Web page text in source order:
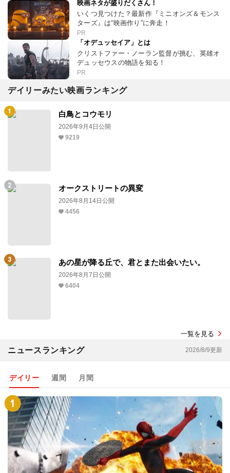
映画ネタが盛りだくさん！
いくつ見つけた？最新作『ミニオンズ＆モンス
ターズ』は“映画作り”に奔走！
PR
「オデュッセイア」とは
クリストファー・ノーラン監督が挑む、英雄オ
デュッセウスの物語を知る！
PR
デイリーみたい映画ランキング
白鳥とコウモリ
2026年9月4日公開
9219
オークストリートの異変
2026年8月14日公開
4456
あの星が降る丘で、君とまた出会いたい。
2026年8月7日公開
6404
一覧を見る
ニュースランキング 2026/8/9更新
デイリー 週間 月間